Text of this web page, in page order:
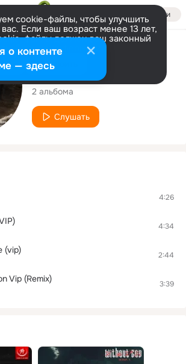
Войти
cookie-файлы, чтобы улучшить
Если ваш возраст менее 13 лет,
файлы должен ваш законный
Больше информации
Настроить
Исполнитель
JG Dubz
2 альбома
Слушать
4:26
4:34
(vip) 2:44
Vip (Remix) 3:39
о контенте
— здесь